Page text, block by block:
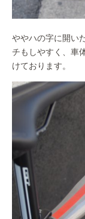
ややハの字に開い
チもしやすく、車
けております。